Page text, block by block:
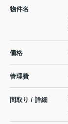
物件名
価格
管理費
間取り / 詳細